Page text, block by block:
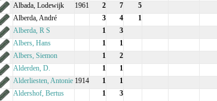
Albada, Lodewijk
1961 2 7 5
Alberda, André
3 4 1
Alberda, R S
1 3
Albers, Hans
1 1
Albers, Siemon
1 2
Alderden, D.
1 1
Alderliesten, Antonie 1914 1 1
Aldershof, Bertus
1 3